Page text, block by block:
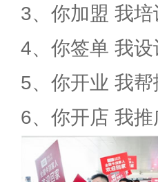
3、你加盟 我
4、你签单 我
5、你开业 我
6、你开店 我